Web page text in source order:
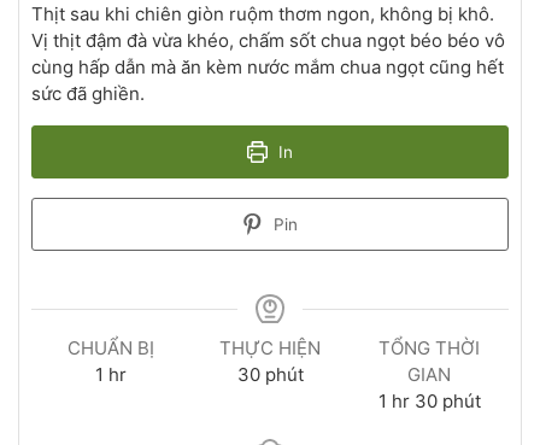
Thịt sau khi chiên giòn ruộm thơm ngon, không bị khô.
Vị thịt đậm đà vừa khéo, chấm sốt chua ngọt béo béo vô
cùng hấp dẫn mà ăn kèm nước mắm chua ngọt cũng hết
sức đã ghiền.
In
Pin
CHUẨN BỊ
1 hr
THỰC HIỆN
30 phút
TỔNG THỜI
GIAN
1 hr 30 phút